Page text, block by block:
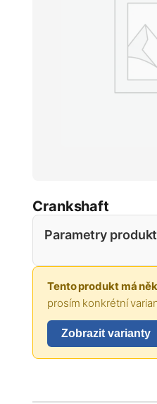
Crankshaft
Parametry
Tento produkt má
prosím konkrétní
Zobrazit varianty